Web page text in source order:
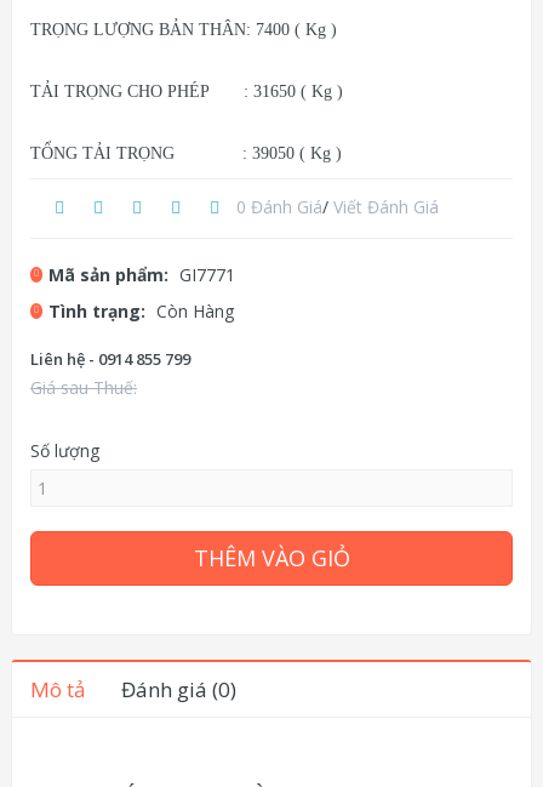
TRỌNG LƯỢNG BẢN THÂN: 7400 ( Kg )
TẢI TRỌNG CHO PHÉP : 31650 ( Kg )
TỔNG TẢI TRỌNG : 39050 ( Kg )
0 Đánh Giá/ Viết Đánh Giá
Mã sản phẩm: GI7771
Tình trạng: Còn Hàng
Liên hệ - 0914 855 799
Giá sau Thuế:
Số lượng
THÊM VÀO GIỎ
Mô tả Đánh giá (0)